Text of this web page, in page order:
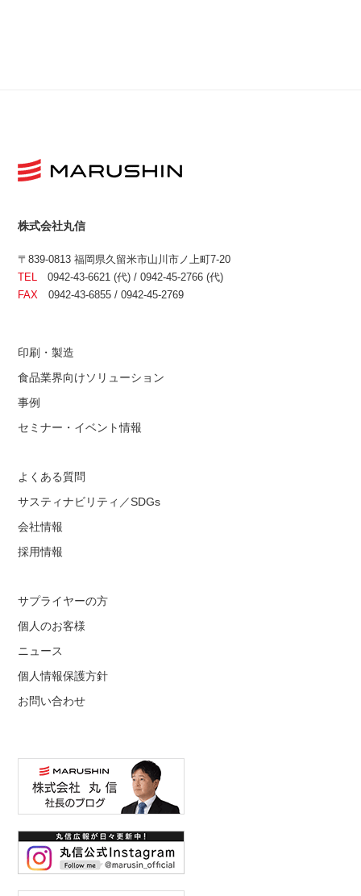
株式会社丸信
〒839-0813 福岡県久留米市山川市ノ上町7-20
TEL 0942-43-6621 (代) / 0942-45-2766 (代)
FAX 0942-43-6855 / 0942-45-2769
印刷・製造
食品業界向けソリューション
事例
セミナー・イベント情報
よくある質問
サスティナビリティ／SDGs
会社情報
採用情報
サプライヤーの方
個人のお客様
ニュース
個人情報保護方針
お問い合わせ